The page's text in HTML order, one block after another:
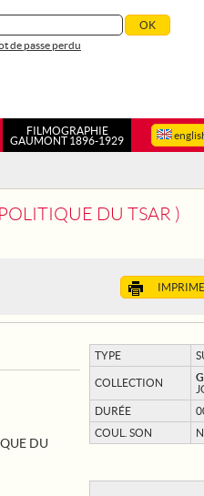
de passe perdu
FILMOGRAPHIE
GAUMONT 1896-1929
DU TSAR )
TYPE
COLLECTION
DURÉE
COUL. SON
DU